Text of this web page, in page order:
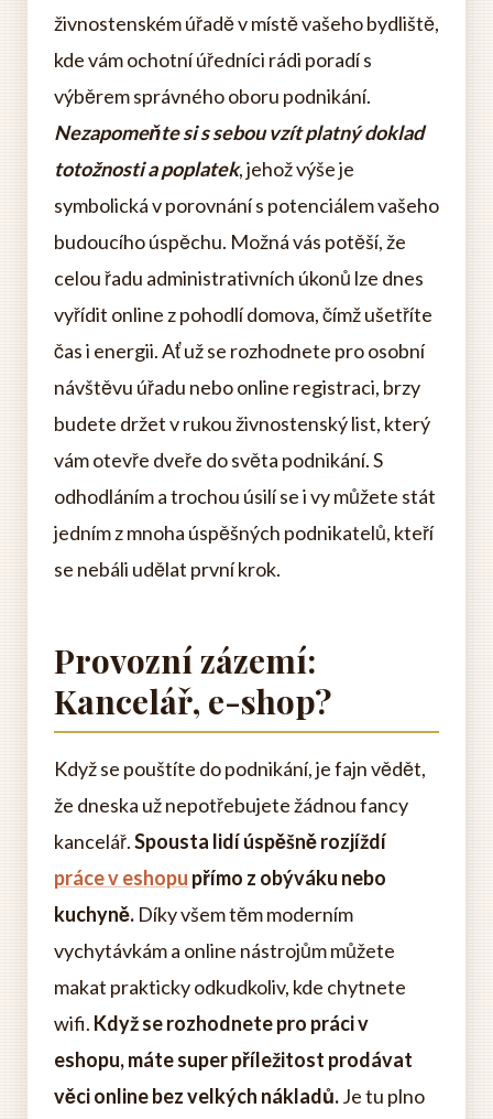
živnostenském úřadě v místě vašeho bydliště,
kde vám ochotní úředníci rádi poradí s
výběrem správného oboru podnikání.
Nezapomeňte si s sebou vzít platný doklad
totožnosti a poplatek, jehož výše je
symbolická v porovnání s potenciálem vašeho
budoucího úspěchu. Možná vás potěší, že
celou řadu administrativních úkonů lze dnes
vyřídit online z pohodlí domova, čímž ušetříte
čas i energii. Ať už se rozhodnete pro osobní
návštěvu úřadu nebo online registraci, brzy
budete držet v rukou živnostenský list, který
vám otevře dveře do světa podnikání. S
odhodláním a trochou úsilí se i vy můžete stát
jedním z mnoha úspěšných podnikatelů, kteří
se nebáli udělat první krok.
Provozní zázemí:
Kancelář, e-shop?
Když se pouštíte do podnikání, je fajn vědět,
že dneska už nepotřebujete žádnou fancy
kancelář.Spousta lidí úspěšně rozjíždí
práce v eshopu přímo z obýváku nebo
kuchyně. Díky všem těm moderním
vychytávkám a online nástrojům můžete
makat prakticky odkudkoliv, kde chytnete
wifi. Když se rozhodnete pro práci v
eshopu, máte super příležitost prodávat
věci online bez velkých nákladů.Je tu plno